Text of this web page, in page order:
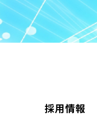
採用情報